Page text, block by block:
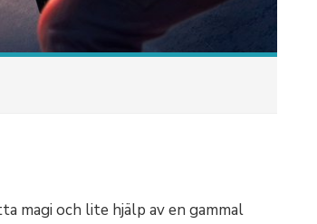
magi och lite hjälp av en gammal